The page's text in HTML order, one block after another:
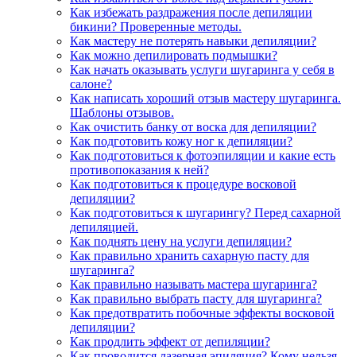
Как избежать раздражения после депиляции
бикини? Проверенные методы.
Как мастеру не потерять навыки депиляции?
Как можно депилировать подмышки?
Как начать оказывать услуги шугаринга у себя в
салоне?
Как написать хороший отзыв мастеру шугаринга.
Шаблоны отзывов.
Как очистить банку от воска для депиляции?
Как подготовить кожу ног к депиляции?
Как подготовиться к фотоэпиляции и какие есть
противопоказания к ней?
Как подготовиться к процедуре восковой
депиляции?
Как подготовиться к шугарингу? Перед сахарной
депиляцией.
Как поднять цену на услуги депиляции?
Как правильно хранить сахарную пасту для
шугаринга?
Как правильно называть мастера шугаринга?
Как правильно выбрать пасту для шугаринга?
Как предотвратить побочные эффекты восковой
депиляции?
Как продлить эффект от депиляции?